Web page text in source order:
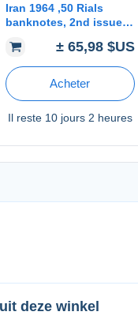
Iran 1964 ,50 Rials
banknotes, 2nd issue
Large ۱۳۴۱. C10c
± 65,98 $US
Acheter
Il reste 10 jours 2 heures
deze winkel